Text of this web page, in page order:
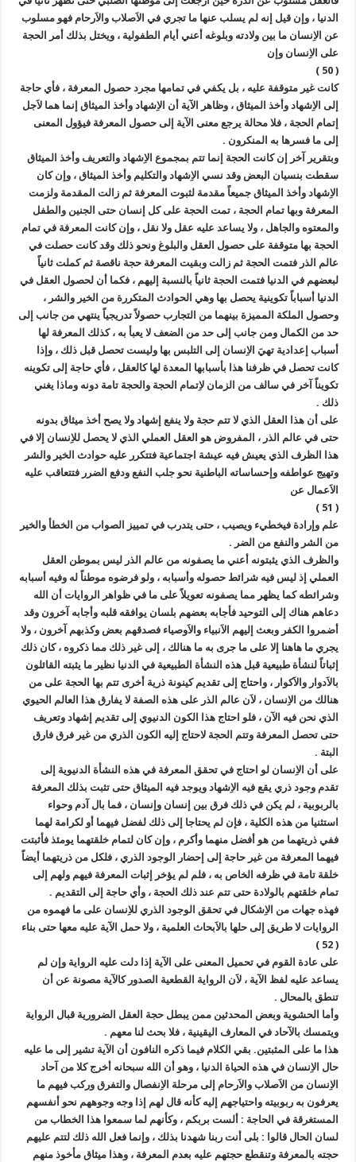
الدنيا ، وإن قيل إنه لم يسلب عنها ما تجري في الاَصلاب والاَرحام فهو مسلوب
عن الاِنسان ما بين ولادته وبلوغه أعني أيام الطفولية ، ويختل بذلك أمر الحجة
على الاِنسان وإن
( 50 )
كانت غير متوقفة عليه ، بل يكفي في تمامها مجرد حصول المعرفة ، فأي حاجة
إلى الاِشهاد وأخذ الميثاق ، وظاهر الآية أن الاِشهاد وأخذ الميثاق إنما هما لاَجل
إتمام الحجة ، فلا محالة يرجع معنى الآية إلى حصول المعرفة فيؤول المعنى
إلى ما فسرها به المنكرون .
وبتقرير آخر إن كانت الحجة إنما تتم بمجموع الاِشهاد والتعريف وأخذ الميثاق
سقطت بنسيان البعض وقد نسي الاِشهاد والتكليم وأخذ الميثاق ، وإن كان
الاِشهاد وأخذ الميثاق جميعاً مقدمة لثبوت المعرفة ثم زالت المقدمة ولزمت
المعرفة وبها تمام الحجة ، تمت الحجة على كل إنسان حتى الجنين والطفل
والمعتوه والجاهل ، ولا يساعد عليه عقل ولا نقل ، وإن كانت المعرفة في تمام
الحجة بها متوقفة على حصول العقل والبلوغ ونحو ذلك وقد كانت حصلت في
عالم الذر فتمت الحجة ثم زالت وبقيت المعرفة حجة ناقصة ثم كملت ثانياً
لبعضهم في الدنيا فتمت الحجة ثانياً بالنسبة إليهم ، فكما أن لحصول العقل في
الدنيا أسباباً تكوينية يحصل بها وهي الحوادث المتكررة من الخير والشر ،
وحصول الملكة المميزة بينهما من التجارب حصولاً تدريجياً ينتهي من جانب إلى
حد من الكمال ومن جانب إلى حد من الضعف لا يعبأ به ، كذلك المعرفة لها
أسباب إعدادية تهيَ الاِنسان إلى التلبس بها وليست تحصل قبل ذلك ، وإذا
كانت تحصل في ظرفنا هذا بأسبابها المعدة لها كالعقل ، فأي حاجة إلى تكوينه
تكويناً آخر في سالف من الزمان لاِتمام الحجة والحجة تامة دونه وماذا يغني
ذلك .
على أن هذا العقل الذي لا تتم حجة ولا ينفع إشهاد ولا يصح أخذ ميثاق بدونه
حتى في عالم الذر ، المفروض هو العقل العملي الذي لا يحصل للاِنسان إلا في
هذا الظرف الذي يعيش فيه عيشة اجتماعية فتتكرر عليه حوادث الخير والشر
وتهيج عواطفه وإحساساته الباطنية نحو جلب النفع ودفع الضرر فتتعاقب عليه
الاَعمال عن
( 51 )
علم وإرادة فيخطيء ويصيب ، حتى يتدرب في تمييز الصواب من الخطأ والخير
من الشر والنفع من الضر .
والظرف الذي يثبتونه أعني ما يصفونه من عالم الذر ليس بموطن العقل
العملي إذ ليس فيه شرائط حصوله وأسبابه ، ولو فرضوه موطناً له وفيه أسبابه
وشرائطه كما يظهر مما يصفونه تعويلاً على ما في ظواهر الروايات أن الله
دعاهم هناك إلى التوحيد فأجابه بعضهم بلسان يوافقه قلبه وأجابه آخرون وقد
أضمروا الكفر وبعث إليهم الاَنبياء والاَوصياء فصدقهم بعض وكذبهم آخرون ، ولا
يجري ما هاهنا إلا على ما جرى به ما هنالك ، إلى غير ذلك مما ذكروه ، كان ذلك
إثباتاً لنشأة طبيعية قبل هذه النشأة الطبيعية في الدنيا نظير ما يثبته القائلون
بالاَدوار والاَكوار ، واحتاج إلى تقديم كينونة ذرية أخرى تتم بها الحجة على من
هنالك من الاِنسان ، لاَن عالم الذر على هذه الصفة لا يفارق هذا العالم الحيوي
الذي نحن فيه الآن ، فلو احتاج هذا الكون الدنيوي إلى تقديم إشهاد وتعريف
حتى تحصل المعرفة وتتم الحجة لاحتاج إليه الكون الذري من غير فرق فارق
البتة .
على أن الاِنسان لو احتاج في تحقق المعرفة في هذه النشأة الدنيوية إلى
تقدم وجود ذري يقع فيه الاِشهاد ويوجد فيه الميثاق حتى تثبت بذلك المعرفة
بالربوبية ، لم يكن في ذلك فرق بين إنسان وإنسان ، فما بال آدم وحواء
استثنيا من هذه الكلية ، فإن لم يحتاجا إلى ذلك لفضل فيهما أو لكرامة لهما
ففي ذريتهما من هو أفضل منهما وأكرم ، وإن كان لتمام خلقتهما يومئذ فأثبتت
فيهما المعرفة من غير حاجة إلى إحضار الوجود الذري ، فلكل من ذريتهما أيضاً
خلقة تامة في ظرفه الخاص به ، فلم لم يؤخر إثبات المعرفة فيهم ولهم إلى
تمام خلقتهم بالولادة حتى تتم عند ذلك الحجة ، وأي حاجة إلى التقديم .
فهذه جهات من الاِشكال في تحقق الوجود الذري للاِنسان على ما فهموه من
الروايات لا طريق إلى حلها بالاَبحاث العلمية ، ولا حمل الآية عليه معها حتى بناء
( 52 )
على عادة القوم في تحميل المعنى على الآية إذا دلت عليه الرواية وإن لم
يساعد عليه لفظ الآية ، لاَن الرواية القطعية الصدور كالآية مصونة عن أن
تنطق بالمحال .
وأما الحشوية وبعض المحدثين ممن يبطل حجة العقل الضرورية قبال الرواية
ويتمسك بالآحاد في المعارف اليقينية ، فلا بحث لنا معهم .
هذا ما على المثبتين. بقي الكلام فيما ذكره النافون أن الآية تشير إلى ما عليه
حال الاِنسان في هذه الحياة الدنيا ، وهو أن الله سبحانه أخرج كلا من آحاد
الاِنسان من الاَصلاب والاَرحام إلى مرحلة الاِنفصال والتفرق وركب فيهم ما
يعرفون به ربوبيته واحتياجهم إليه كأنه قال لهم إذا وجه وجوههم نحو أنفسهم
المستغرقة في الحاجة : ألست بربكم ، وكأنهم لما سمعوا هذا الخطاب من
لسان الحال قالوا : بلى أنت ربنا شهدنا بذلك ، وإنما فعل الله ذلك لتتم عليهم
حجته بالمعرفة وتنقطع حجتهم عليه بعدم المعرفة ، وهذا ميثاق مأخوذ منهم